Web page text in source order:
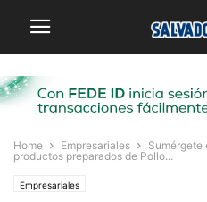
Home Empresariales
Sumérgete
productos preparados de Pollo...
Empresariales